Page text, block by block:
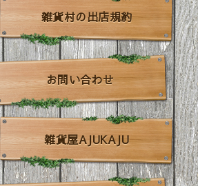
雑貨村の出店規約
お問い合わせ
雑貨屋AJUKAJU